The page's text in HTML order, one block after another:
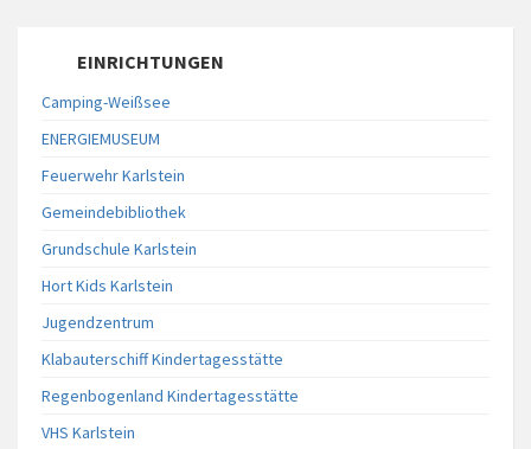
EINRICHTUNGEN
Camping-Weißsee
ENERGIEMUSEUM
Feuerwehr Karlstein
Gemeindebibliothek
Grundschule Karlstein
Hort Kids Karlstein
Jugendzentrum
Klabauterschiff Kindertagesstätte
Regenbogenland Kindertagesstätte
VHS Karlstein